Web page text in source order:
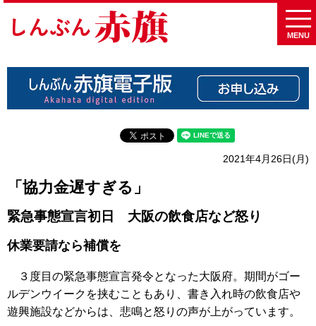
MENU
2021年4月26日(月)
「協力金遅すぎる」
緊急事態宣言初日 大阪の飲食店など怒り
休業要請なら補償を
３度目の緊急事態宣言発令となった大阪府。期間がゴー
ルデンウイークを挟むこともあり、書き入れ時の飲食店や
遊興施設などからは、悲鳴と怒りの声が上がっています。